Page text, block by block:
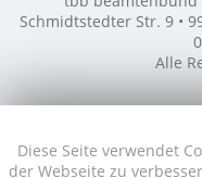
Diese Seite verwendet
der Webseite zu
Schmidtstedter Str. 9 •
Alle